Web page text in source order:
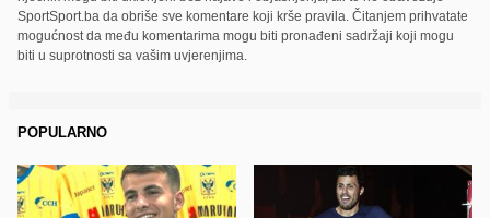
SportSport.ba da obriše sve komentare koji krše pravila. Čitanjem prihvatate
mogućnost da među komentarima mogu biti pronađeni sadržaji koji mogu
biti u suprotnosti sa vašim uvjerenjima.
POPULARNO